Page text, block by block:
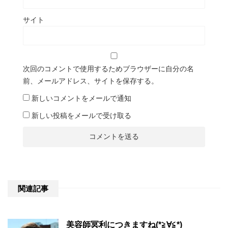
サイト
次回のコメントで使用するためブラウザーに自分の名
前、メールアドレス、サイトを保存する。
新しいコメントをメールで通知
新しい投稿をメールで受け取る
関連記事
美容師冥利につきますね(*≧∀≦*)